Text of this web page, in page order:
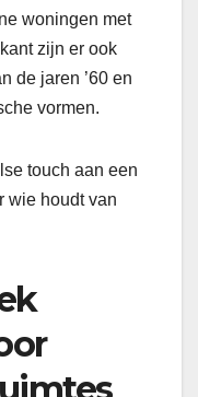
woningen met
zijn er ook
de jaren ’60 en
vormen.
touch aan een
wie houdt van